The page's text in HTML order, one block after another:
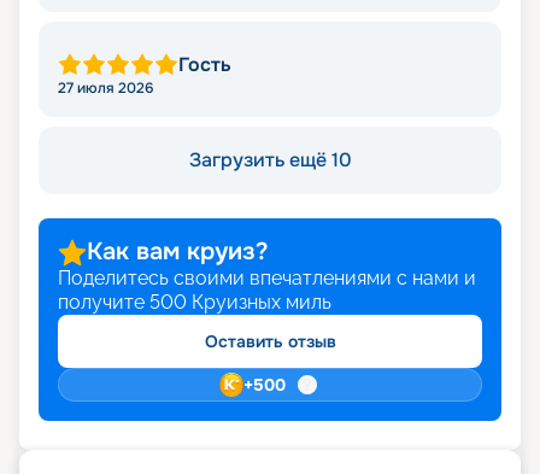
Гость
27 июля 2026
Загрузить ещё 10
Как вам круиз?
Поделитесь своими впечатлениями с нами и
получите 500 Круизных миль
Оставить отзыв
+500